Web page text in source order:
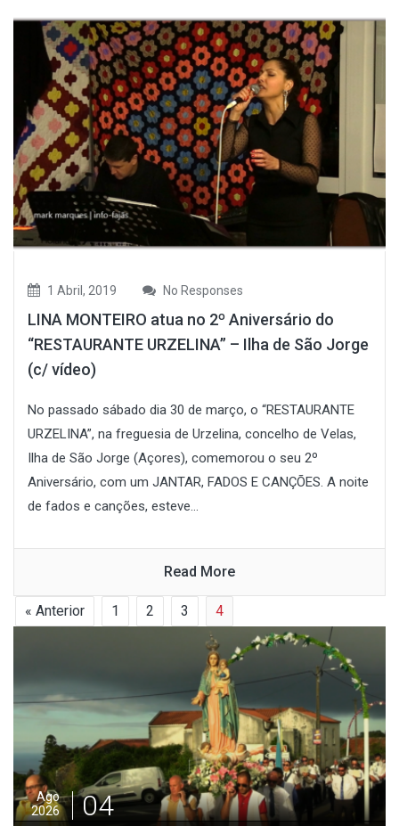
1 Abril, 2019 No Responses
LINA MONTEIRO atua no 2º Aniversário do
“RESTAURANTE URZELINA” – Ilha de São Jorge
(c/ vídeo)
No passado sábado dia 30 de março, o “RESTAURANTE
URZELINA”, na freguesia de Urzelina, concelho de Velas,
Ilha de São Jorge (Açores), comemorou o seu 2º
Aniversário, com um JANTAR, FADOS E CANÇÕES. A noite
de fados e canções, esteve...
Read More
« Anterior 1 2 3 4
Ago
2026
03
Preparação dos Tapetes “Festa Srª das Neves”–